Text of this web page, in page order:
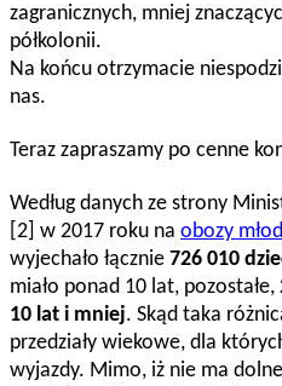
zagranicznych, mniej
półkolonii.
Na końcu otrzymacie
nas.
Teraz zapraszamy po cenne
Według danych ze strony
[2] w 2017 roku na obozy
wyjechało łącznie 726 010
miało ponad 10 lat, pozostałe,
10 lat i mniej. Skąd taka
przedziały wiekowe, dla
wyjazdy. Mimo, iż nie ma